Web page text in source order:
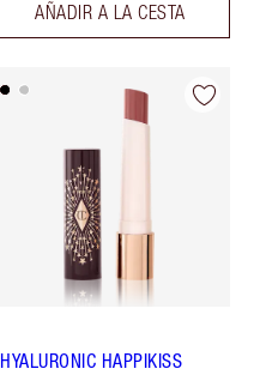
AÑADIR A LA CESTA
HYALURONIC HAPPIKISS